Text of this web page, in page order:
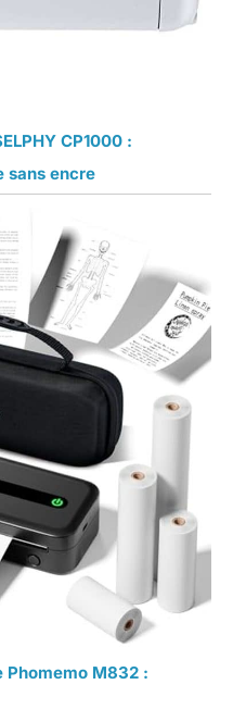
CP1000 :
sans encre
Phomemo M832 :